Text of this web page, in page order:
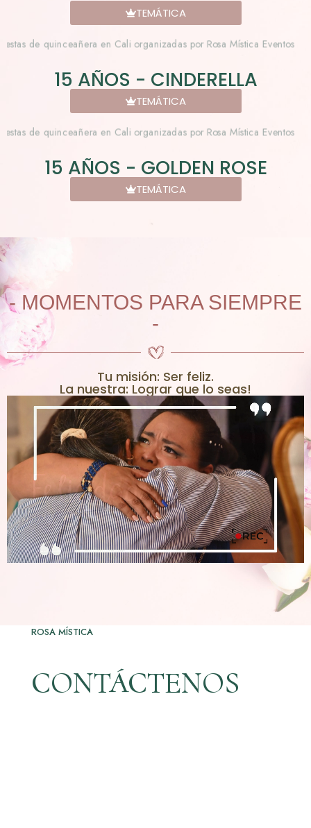
TEMÁTICA
15 AÑOS - CINDERELLA
TEMÁTICA
15 AÑOS - GOLDEN ROSE
TEMÁTICA
- MOMENTOS PARA SIEMPRE
-
Tu misión: Ser feliz.
La nuestra: Lograr que lo seas!
ROSA MÍSTICA
CONTÁCTENOS